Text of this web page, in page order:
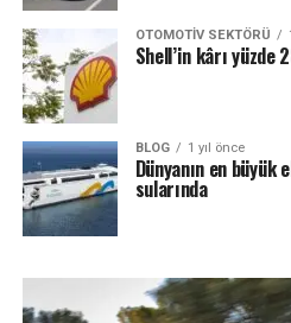
OTOMOTIV SEKTÖRÜ
Shell’in kârı yüzde
BLOG 1 yıl önce
Dünyanın en
sularında